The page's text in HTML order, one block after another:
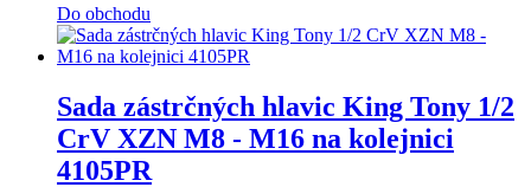
Do obchodu
Sada zástrčných hlavic King Tony 1/2
CrV XZN M8 - M16 na kolejnici
4105PR